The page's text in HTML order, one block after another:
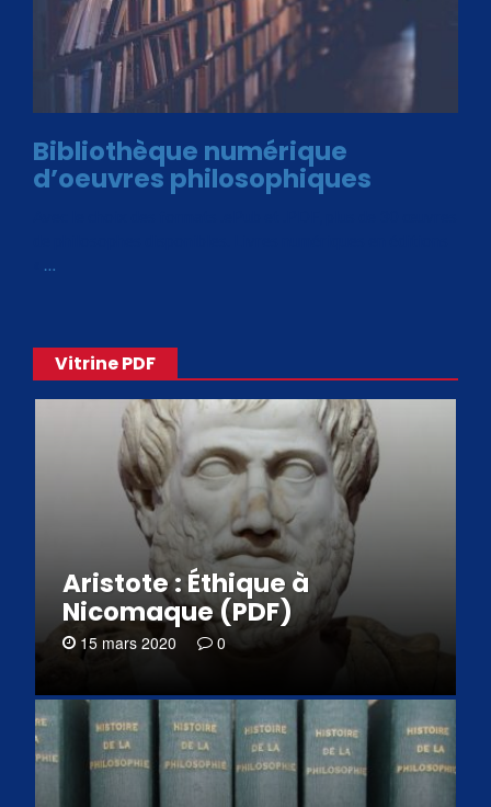
Bibliothèque numérique
d’oeuvres philosophiques
…
Vitrine PDF
Aristote : Éthique à
Nicomaque (PDF)
15 mars 2020 0